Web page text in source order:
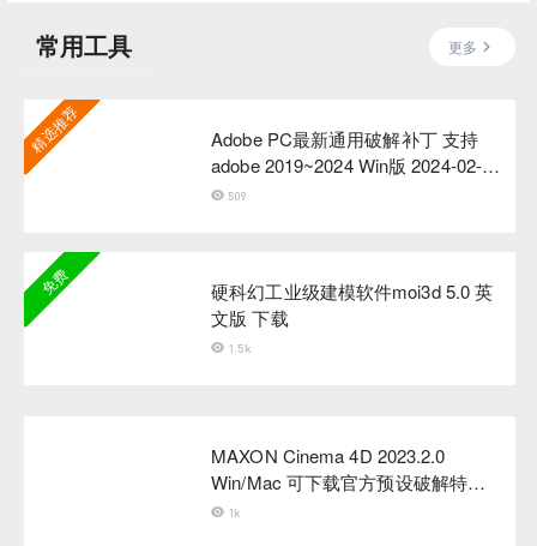
常用工具 更多
Adobe PC最新通用破解补丁 支持
adobe 2019~2024 Win版 2024-02-
27 更新
精选推荐
509
硬科幻工业级建模软件moi3d 5.0 英
文版 下载
免费
1.5k
MAXON Cinema 4D 2023.2.0
Win/Mac 可下载官方预设破解特别
版1k